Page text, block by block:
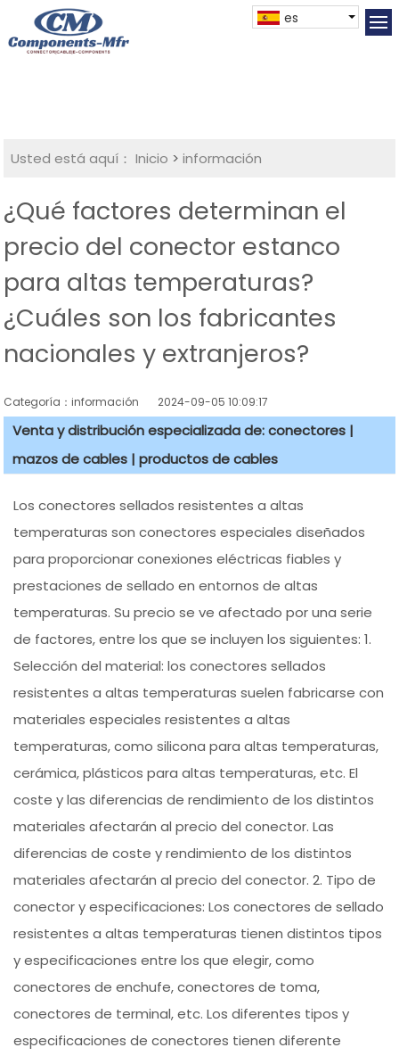
es
Usted está aquí： Inicio >información
¿Qué factores determinan el
precio del conector estanco
para altas temperaturas?
¿Cuáles son los fabricantes
nacionales y extranjeros?
Categoría：información 2024-09-05 10:09:17
Venta y distribución especializada de: conectores |
mazos de cables | productos de cables
Los conectores sellados resistentes a altas
temperaturas son conectores especiales diseñados
para proporcionar conexiones eléctricas fiables y
prestaciones de sellado en entornos de altas
temperaturas. Su precio se ve afectado por una serie
de factores, entre los que se incluyen los siguientes: 1.
Selección del material: los conectores sellados
resistentes a altas temperaturas suelen fabricarse con
materiales especiales resistentes a altas
temperaturas, como silicona para altas temperaturas,
cerámica, plásticos para altas temperaturas, etc. El
coste y las diferencias de rendimiento de los distintos
materiales afectarán al precio del conector. Las
diferencias de coste y rendimiento de los distintos
materiales afectarán al precio del conector. 2. Tipo de
conector y especificaciones: Los conectores de sellado
resistentes a altas temperaturas tienen distintos tipos
y especificaciones entre los que elegir, como
conectores de enchufe, conectores de toma,
conectores de terminal, etc. Los diferentes tipos y
especificaciones de conectores tienen diferente